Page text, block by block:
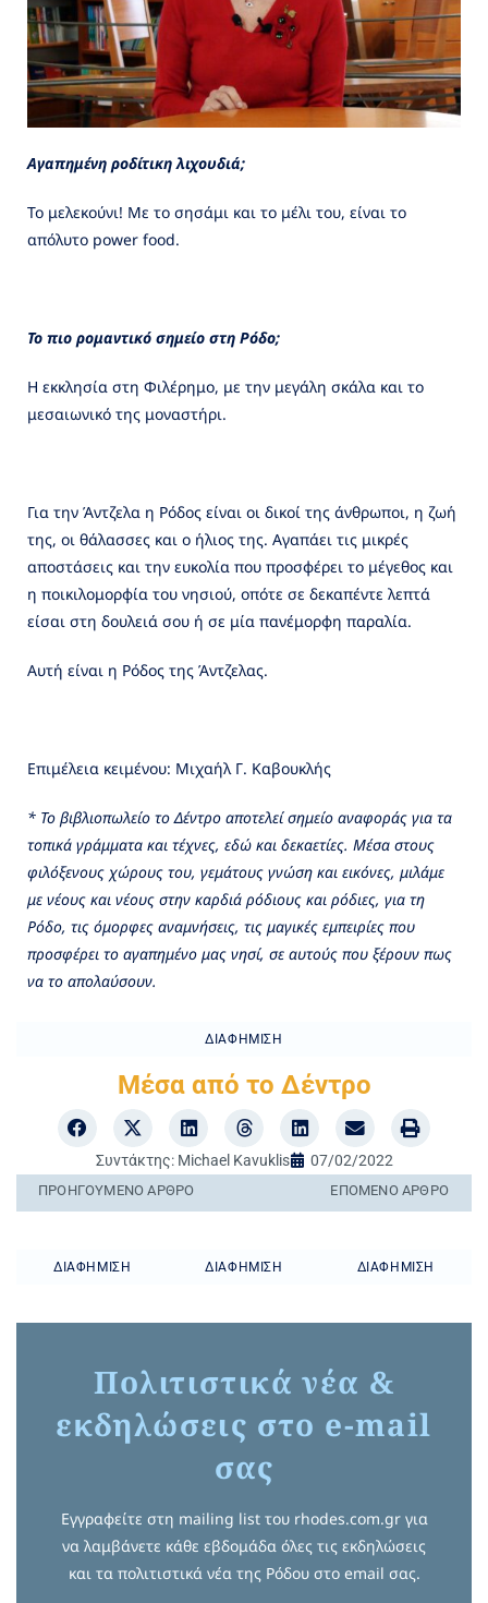
Αγαπημένη ροδίτικη λιχουδιά;
Το μελεκούνι! Με το σησάμι και το μέλι του, είναι το
απόλυτο power food.
Το πιο ρομαντικό σημείο στη Ρόδο;
Η εκκλησία στη Φιλέρημο, με την μεγάλη σκάλα και το
μεσαιωνικό της μοναστήρι.
Για την Άντζελα η Ρόδος είναι οι δικοί της άνθρωποι, η ζωή
της, οι θάλασσες και ο ήλιος της. Αγαπάει τις μικρές
αποστάσεις και την ευκολία που προσφέρει το μέγεθος και
η ποικιλομορφία του νησιού, οπότε σε δεκαπέντε λεπτά
είσαι στη δουλειά σου ή σε μία πανέμορφη παραλία.
Αυτή είναι η Ρόδος της Άντζελας.
Επιμέλεια κειμένου: Μιχαήλ Γ. Καβουκλής
* Το βιβλιοπωλείο το Δέντρο αποτελεί σημείο αναφοράς για τα
τοπικά γράμματα και τέχνες, εδώ και δεκαετίες. Μέσα στους
φιλόξενους χώρους του, γεμάτους γνώση και εικόνες, μιλάμε
με νέους και νέους στην καρδιά ρόδιους και ρόδιες, για τη
Ρόδο, τις όμορφες αναμνήσεις, τις μαγικές εμπειρίες που
προσφέρει το αγαπημένο μας νησί, σε αυτούς που ξέρουν πως
να το απολαύσουν.
ΔΙΑΦΉΜΙΣΗ
Μέσα από το Δέντρο
Συντάκτης:Michael Kavuklis 07/02/2022
ΠΡΟΗΓΟΎΜΕΝO ΆΡΘΡΟ ΕΠΌΜΕΝΟ ΆΡΘΡΟ
ΔΙΑΦΉΜΙΣΗ ΔΙΑΦΉΜΙΣΗ ΔΙΑΦΉΜΙΣΗ
Πολιτιστικά νέα &
εκδηλώσεις στο e-mail
σας
Εγγραφείτε στη mailing list του rhodes.com.gr για
να λαμβάνετε κάθε εβδομάδα όλες τις εκδηλώσεις
και τα πολιτιστικά νέα της Ρόδου στο email σας.